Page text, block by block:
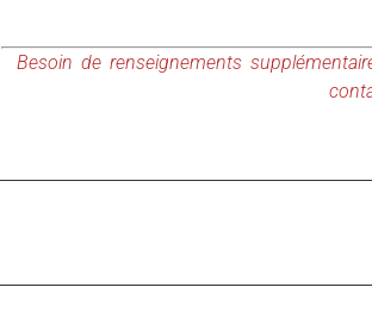
Besoin de renseignements